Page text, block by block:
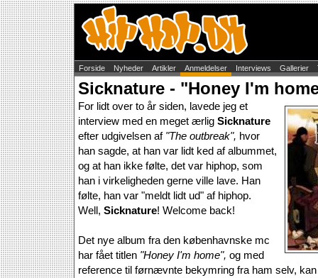
Forside Nyheder Artikler Anmeldelser Interviews Gallerier
Sicknature - "Honey I'm
For lidt over to år siden, lavede jeg et
interview med en meget ærlig Sicknature
efter udgivelsen af "The outbreak", hvor
han sagde, at han var lidt ked af albummet,
og at han ikke følte, det var hiphop, som
han i virkeligheden gerne ville lave. Han
følte, han var "meldt lidt ud" af hiphop.
Well, Sicknature! Welcome back!
Det nye album fra den københavnske mc
har fået titlen "Honey I'm home", og med
reference til førnævnte bekymring fra ham selv,